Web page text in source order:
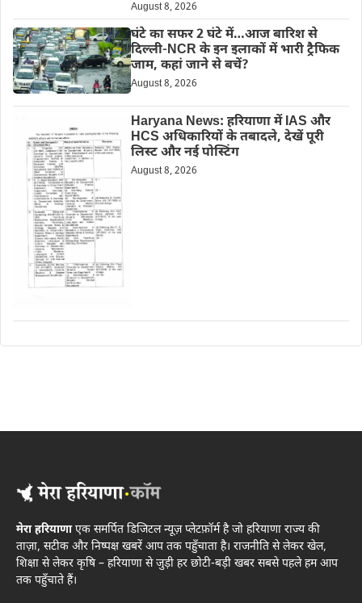
August 8, 2026
घंटे का सफर 2 घंटे में…आज बारिश से
दिल्ली-NCR के इन इलाकों में भारी ट्रैफिक
जाम, कहां जाने से बचें?
August 8, 2026
Haryana News: हरियाणा में IAS और
HCS अधिकारियों के तबादले, देखें पूरी
लिस्ट और नई पोस्टिंग
August 8, 2026
मेरा हरियाणाएक समर्पित डिजिटल न्यूज़ प्लेटफ़ॉर्म है जो हरियाणा राज्य की
ताज़ा, सटीक और निष्पक्ष खबरें आप तक पहुँचाता है। राजनीति से लेकर खेल,
शिक्षा से लेकर कृषि – हरियाणा से जुड़ी हर छोटी-बड़ी खबर सबसे पहले हम आप
तक पहुँचाते हैं।